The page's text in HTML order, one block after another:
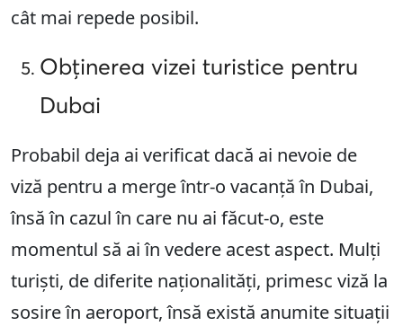
cât mai repede posibil.
Obținerea vizei turistice pentru
Dubai
Probabil deja ai verificat dacă ai nevoie de
viză pentru a merge într-o vacanță în Dubai,
însă în cazul în care nu ai făcut-o, este
momentul să ai în vedere acest aspect. Mulți
turiști, de diferite naționalități, primesc viză la
sosire în aeroport, însă există anumite situații